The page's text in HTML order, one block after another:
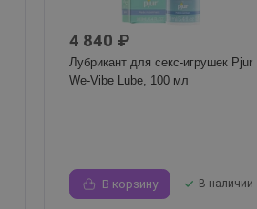
4 840 ₽
Лубрикант для секс-игрушек Pjur
We-Vibe Lube, 100 мл
В корзину В наличии